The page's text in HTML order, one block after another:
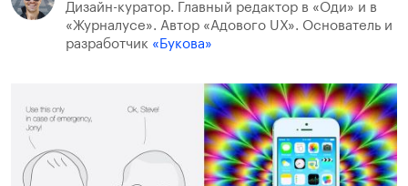
Дизайн-куратор. Главный редактор в «Оди» и в
«Журналусе». Автор «Адового UX». Основатель и
разработчик «Букова»